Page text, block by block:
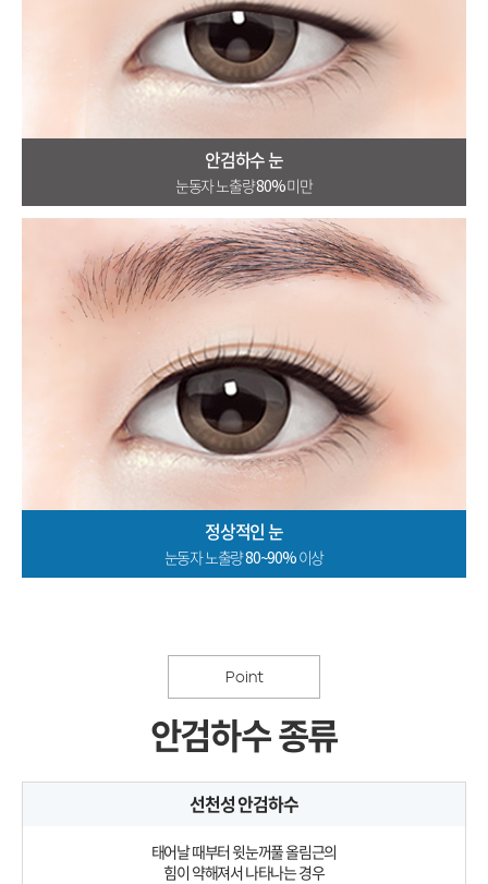
안검하수 눈
눈동자 노출량 80% 미만
정상적인 눈
눈동자 노출량 80~90% 이상
Point
안검하수 종류
선천성 안검하수
태어날 때부터 윗눈꺼풀 올림근의
힘이 약해져서 나타나는 경우